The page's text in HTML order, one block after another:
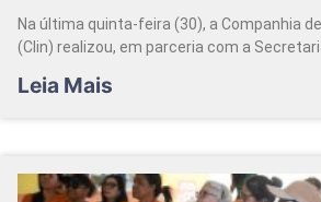
Na última quinta-feira (30), a Companhia
(Clin) realizou, em parceria com a
Leia Mais